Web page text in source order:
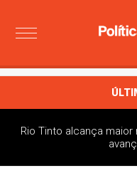
Rio Tinto alcança